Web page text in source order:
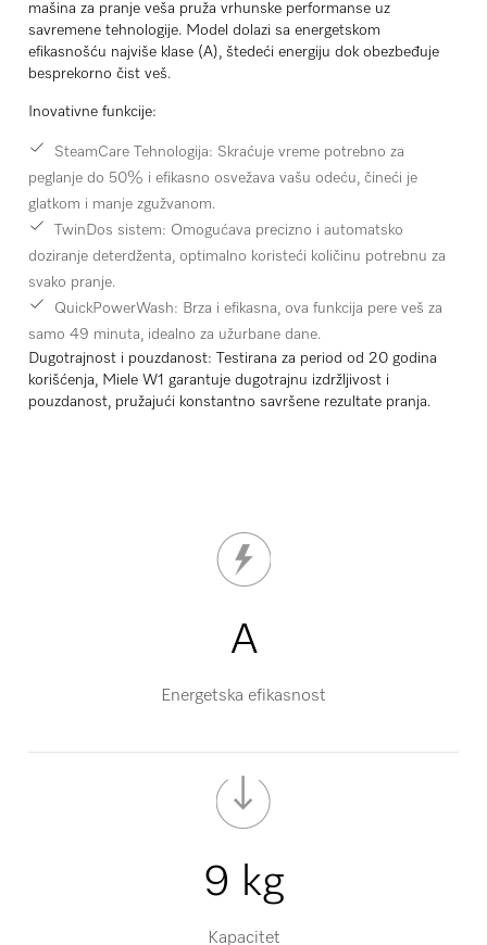
mašina za pranje veša pruža vrhunske performanse uz
savremene tehnologije. Model dolazi sa energetskom
efikasnošću najviše klase (A), štedeći energiju dok obezbeđuje
besprekorno čist veš.
Inovativne funkcije:
SteamCare Tehnologija: Skraćuje vreme potrebno za
peglanje do 50% i efikasno osvežava vašu odeću, čineći je
glatkom i manje zgužvanom.
TwinDos sistem: Omogućava precizno i automatsko
doziranje deterdženta, optimalno koristeći količinu potrebnu za
svako pranje.
QuickPowerWash: Brza i efikasna, ova funkcija pere veš za
samo 49 minuta, idealno za užurbane dane.
Dugotrajnost i pouzdanost: Testirana za period od 20 godina
korišćenja, Miele W1 garantuje dugotrajnu izdržljivost i
pouzdanost, pružajući konstantno savršene rezultate pranja.
A
Energetska efikasnost
9 kg
Kapacitet